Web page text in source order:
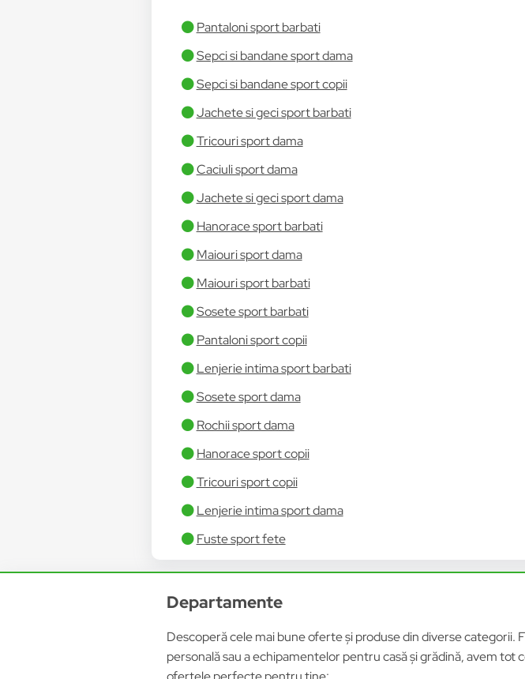
Pantaloni sport barbati
Sepci si bandane sport dama
Sepci si bandane sport copii
Jachete si geci sport barbati
Tricouri sport dama
Caciuli sport dama
Jachete si geci sport dama
Hanorace sport barbati
Maiouri sport dama
Maiouri sport barbati
Sosete sport barbati
Pantaloni sport copii
Lenjerie intima sport barbati
Sosete sport dama
Rochii sport dama
Hanorace sport copii
Tricouri sport copii
Lenjerie intima sport dama
Fuste sport fete
Departamente
Descoperă cele mai bune oferte și produse din diverse categorii.
personală sau a echipamentelor pentru casă și grădină, avem